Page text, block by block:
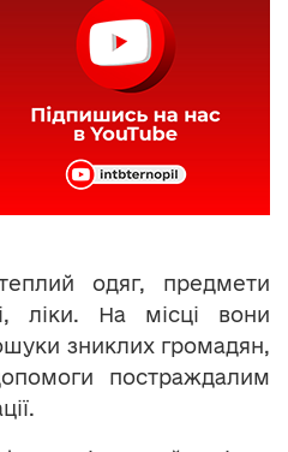
одяг, предмети
ліки. На місці вони
зниклих громадян,
постраждалим